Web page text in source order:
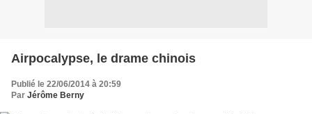
Airpocalypse, le drame chinois
Publié le 22/06/2014 à 20:59
Par Jérôme Berny